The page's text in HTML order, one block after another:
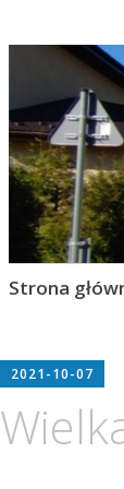
Przeskocz
Strona
2021-10-07